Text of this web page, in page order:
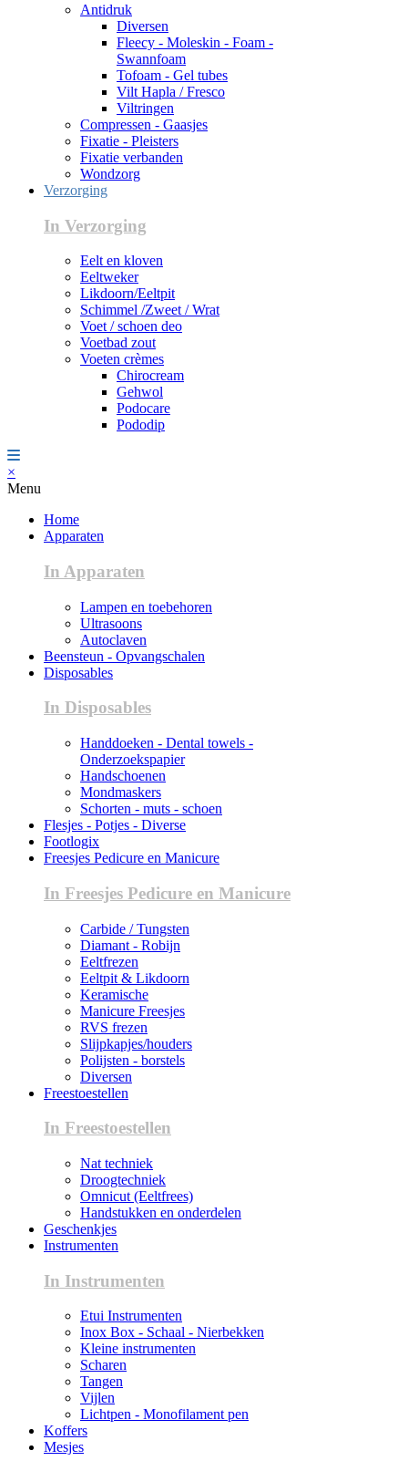
Antidruk
Diversen
Fleecy - Moleskin - Foam -
Swannfoam
Tofoam - Gel tubes
Vilt Hapla / Fresco
Viltringen
Compressen - Gaasjes
Fixatie - Pleisters
Fixatie verbanden
Wondzorg
Verzorging
In Verzorging
Eelt en kloven
Eeltweker
Likdoorn/Eeltpit
Schimmel /Zweet / Wrat
Voet / schoen deo
Voetbad zout
Voeten crèmes
Chirocream
Gehwol
Podocare
Pododip
×
Menu
Home
Apparaten
In Apparaten
Lampen en toebehoren
Ultrasoons
Autoclaven
Beensteun - Opvangschalen
Disposables
In Disposables
Handdoeken - Dental towels -
Onderzoekspapier
Handschoenen
Mondmaskers
Schorten - muts - schoen
Flesjes - Potjes - Diverse
Footlogix
Freesjes Pedicure en Manicure
In Freesjes Pedicure en Manicure
Carbide / Tungsten
Diamant - Robijn
Eeltfrezen
Eeltpit & Likdoorn
Keramische
Manicure Freesjes
RVS frezen
Slijpkapjes/houders
Polijsten - borstels
Diversen
Freestoestellen
In Freestoestellen
Nat techniek
Droogtechniek
Omnicut (Eeltfrees)
Handstukken en onderdelen
Geschenkjes
Instrumenten
In Instrumenten
Etui Instrumenten
Inox Box - Schaal - Nierbekken
Kleine instrumenten
Scharen
Tangen
Vijlen
Lichtpen - Monofilament pen
Koffers
Mesjes